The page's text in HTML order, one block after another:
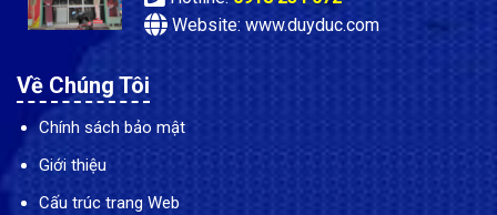
Website: www.duyduc.com
Về Chúng Tôi
Chính sách bảo mật
Giới thiệu
Cấu trúc trang Web